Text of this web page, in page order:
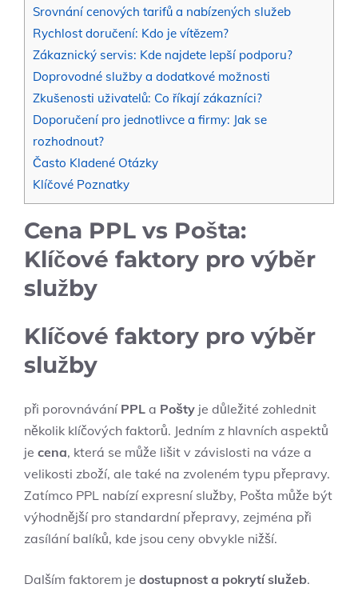
Srovnání cenových tarifů a nabízených služeb
Rychlost doručení: Kdo je vítězem?
Zákaznický servis: Kde najdete lepší podporu?
Doprovodné služby a dodatkové možnosti
Zkušenosti uživatelů: Co říkají zákazníci?
Doporučení pro jednotlivce a firmy: Jak se
rozhodnout?
Často Kladené Otázky
Klíčové Poznatky
Cena PPL vs Pošta:
Klíčové faktory pro výběr
služby
Klíčové faktory pro výběr
služby
při porovnávání PPL a Pošty je důležité zohlednit
několik klíčových faktorů. Jedním z hlavních aspektů
je cena, která se může lišit v závislosti na váze a
velikosti zboží, ale také na zvoleném typu přepravy.
Zatímco PPL nabízí expresní služby, Pošta může být
výhodnější pro standardní přepravy, zejména při
zasílání balíků, kde jsou ceny obvykle nižší.
Dalším faktorem je dostupnost a pokrytí služeb.